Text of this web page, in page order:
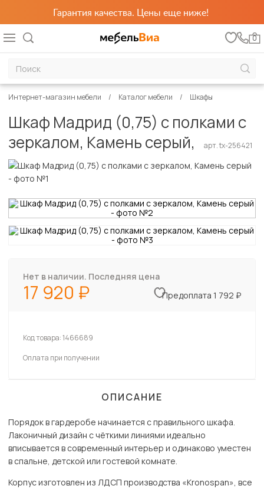
Гарантия качества. Цены еще ниже!
0
Интернет-магазин мебели Каталог мебели Шкафы
Шкаф Мадрид (0,75) с полками с
зеркалом, Камень серый,
арт. tx-256421
Нет в наличии. Последняя цена
17 920 Предоплата 1 792 ₽
Код товара:1466689
Оплата при получении
ОПИСАНИЕ
Порядок в гардеробе начинается с правильного шкафа.
Лаконичный дизайн с чёткими линиями идеально
вписывается в современный интерьер и одинаково уместен
в спальне, детской или гостевой комнате.
Корпус изготовлен из ЛДСП производства «Kronospan», все